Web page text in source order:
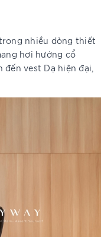
nhiều dòng thiết
hơi hướng cổ
vest Dạ hiện đại,